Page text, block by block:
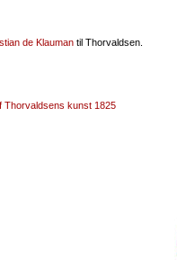
de Klauman til Thorvaldsen.
Thorvaldsens kunst 1825